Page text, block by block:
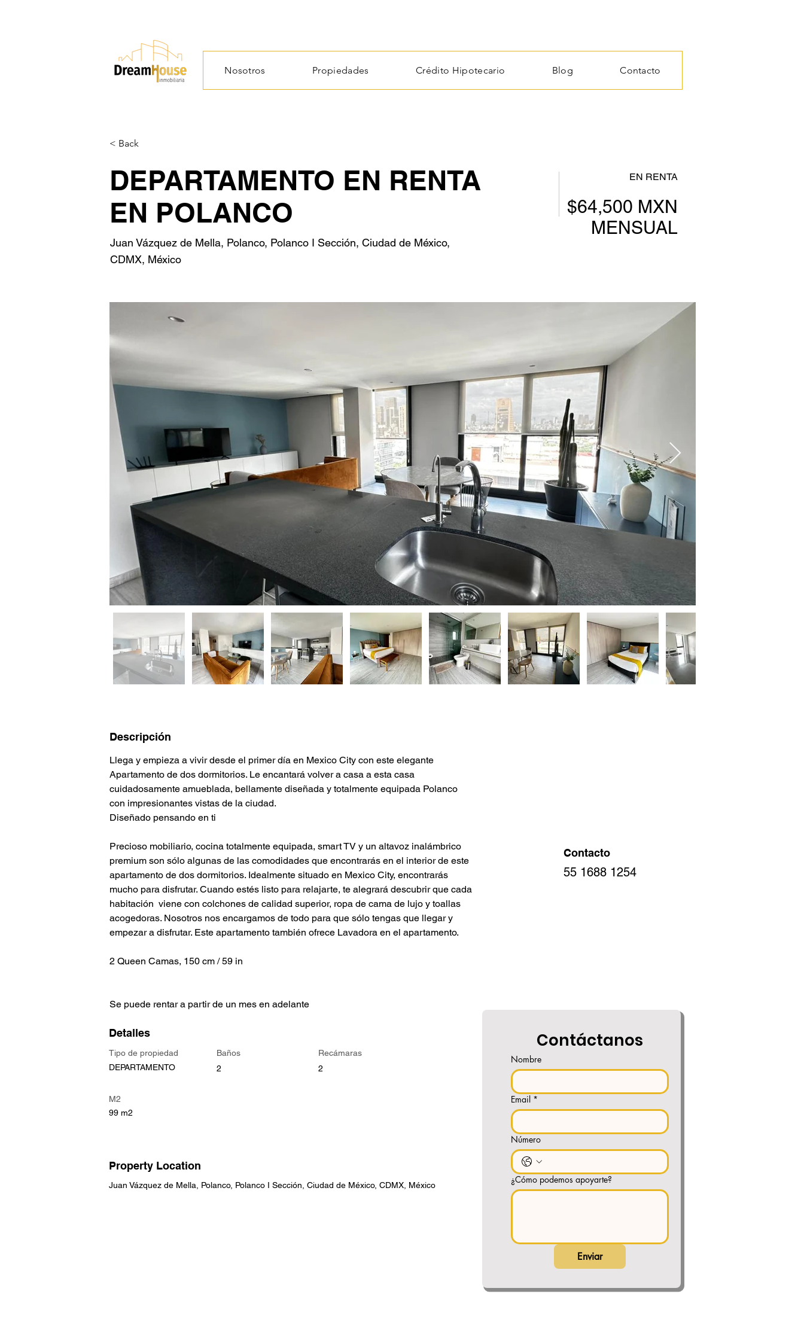
Nosotros Propiedades Crédito Hipotecario Blog Contacto
< Back
DEPARTAMENTO EN RENTA
EN POLANCO
Juan Vázquez de Mella, Polanco, Polanco I Sección, Ciudad de México,
CDMX, México
EN RENTA
$64,500 MXN
MENSUAL
Descripción
Llega y empieza a vivir desde el primer día en Mexico City con este elegante
Apartamento de dos dormitorios. Le encantará volver a casa a esta casa
cuidadosamente amueblada, bellamente diseñada y totalmente equipada Polanco
con impresionantes vistas de la ciudad.
Diseñado pensando en ti
Precioso mobiliario, cocina totalmente equipada, smart TV y un altavoz inalámbrico
premium son sólo algunas de las comodidades que encontrarás en el interior de este
apartamento de dos dormitorios. Idealmente situado en Mexico City, encontrarás
mucho para disfrutar. Cuando estés listo para relajarte, te alegrará descubrir que cada
habitación  viene con colchones de calidad superior, ropa de cama de lujo y toallas
acogedoras. Nosotros nos encargamos de todo para que sólo tengas que llegar y
empezar a disfrutar. Este apartamento también ofrece Lavadora en el apartamento.
2 Queen Camas, 150 cm / 59 in
Se puede rentar a partir de un mes en adelante
Detalles
Tipo de propiedad
DEPARTAMENTO
Baños
2
Recámaras
2
M2
99 m2
Property Location
Juan Vázquez de Mella, Polanco, Polanco I Sección, Ciudad de México, CDMX, México
Contacto
55 1688 1254
Contáctanos
Nombre
Email *
Número
¿Cómo podemos apoyarte?
Enviar